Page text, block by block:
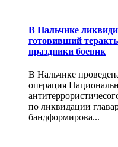
В Нальчике
готовивший
праздники боевик
В Нальчике
операция
по ликвидации
бандформирова...